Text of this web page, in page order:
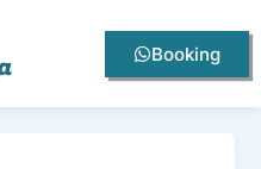
Booking